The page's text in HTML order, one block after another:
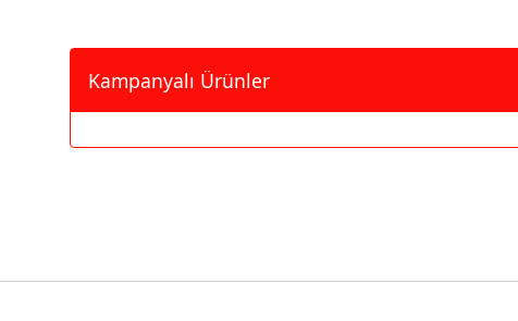
Kampanyalı Ürünler